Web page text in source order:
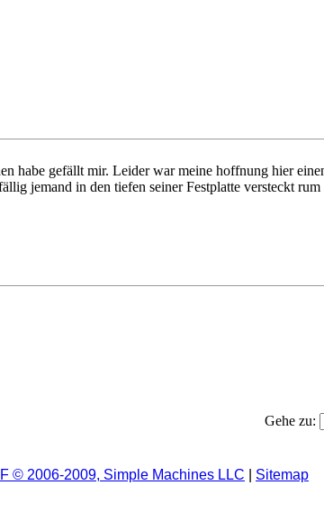
habe gefällt mir. Leider war meine hoffnung hier
jemand in den tiefen seiner Festplatte versteckt
Gehe zu:
© 2006-2009, Simple Machines LLC Sitemap